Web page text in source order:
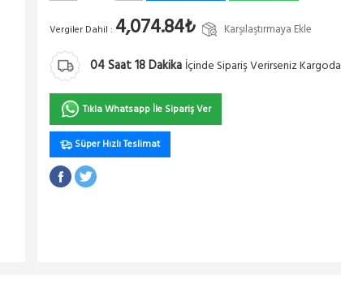
Vergiler Dahil : 4,074.84₺ Karşılaştırmaya Ekle
04Saat18Dakika İçinde Sipariş Verirseniz Kargoda
Tıkla Whatsapp İle Sipariş Ver
Süper Hızlı Teslimat